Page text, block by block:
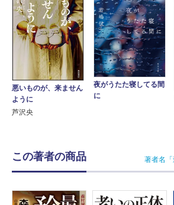
悪いものが、来ません
ように
芦沢央
夜がうたた寝してる間
に
この著者の商品 著者名